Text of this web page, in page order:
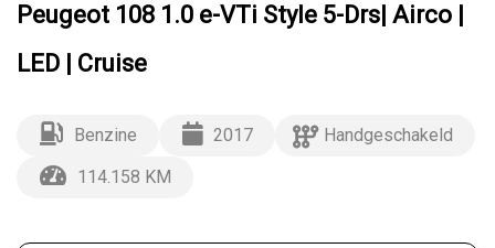
Peugeot 108 1.0 e-VTi Style 5-Drs| Airco |
LED | Cruise
Benzine 2017
Handgeschakeld
114.158 KM